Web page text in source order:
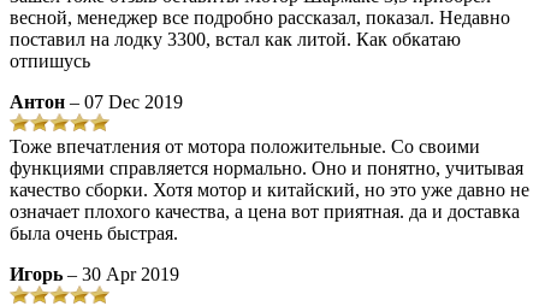
весной, менеджер все подробно рассказал, показал. Недавно
поставил на лодку 3300, встал как литой. Как обкатаю
отпишусь
Антон – 07 Dec 2019
Тоже впечатления от мотора положительные. Со своими
функциями справляется нормально. Оно и понятно, учитывая
качество сборки. Хотя мотор и китайский, но это уже давно не
означает плохого качества, а цена вот приятная. да и доставка
была очень быстрая.
Игорь – 30 Apr 2019